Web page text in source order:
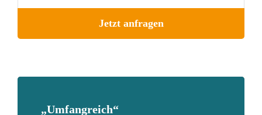
Jetzt anfragen
„Umfangreich“